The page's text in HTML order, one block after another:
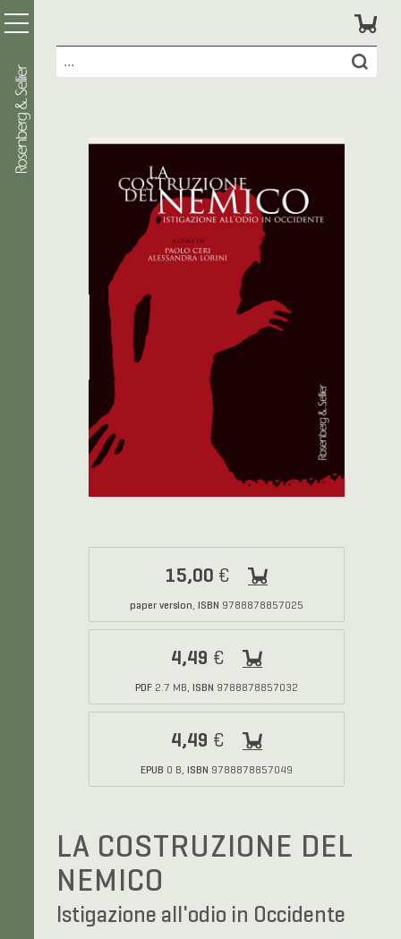
15,00 €
paper version, ISBN 9788878857025
4,49 €
PDF2.7 MB, ISBN 9788878857032
4,49 €
EPUB 0 B, ISBN 9788878857049
LA COSTRUZIONE DEL
NEMICO
Istigazione all'odio in Occidente